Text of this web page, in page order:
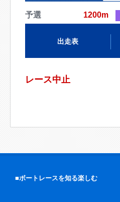
予選 1200m
出走表
レース中止
■ボートレースを知る楽しむ